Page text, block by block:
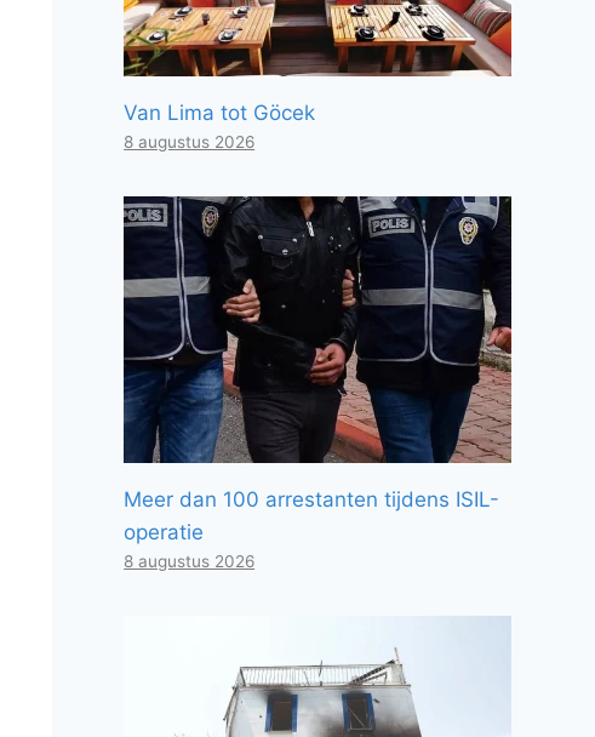
Van Lima tot Göcek
8 augustus 2026
Meer dan 100 arrestanten tijdens ISIL-
operatie
8 augustus 2026